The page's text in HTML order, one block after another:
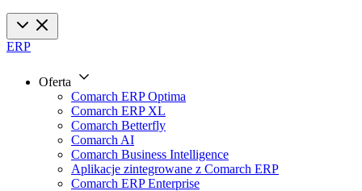
ERP
Oferta
Comarch ERP Optima
Comarch ERP XL
Comarch Betterfly
Comarch AI
Comarch Business Intelligence
Aplikacje zintegrowane z Comarch ERP
Comarch ERP Enterprise